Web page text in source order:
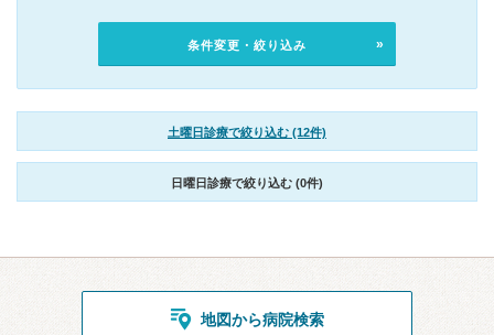
条件変更・絞り込み
土曜日診療で絞り込む (12件)
日曜日診療で絞り込む (0件)
地図から病院検索